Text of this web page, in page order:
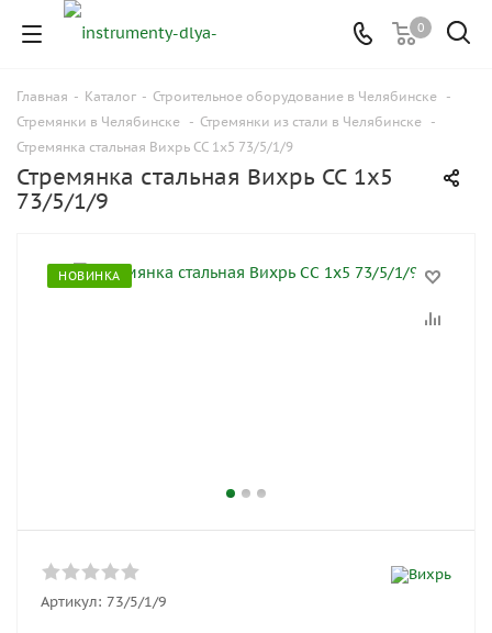
0
Главная - Каталог - Строительное оборудование в Челябинске -
Стремянки в Челябинске - Стремянки из стали в Челябинске -
Стремянка стальная Вихрь СС 1x5 73/5/1/9
Стремянка стальная Вихрь СС 1x5
73/5/1/9
НОВИНКА
Артикул: 73/5/1/9